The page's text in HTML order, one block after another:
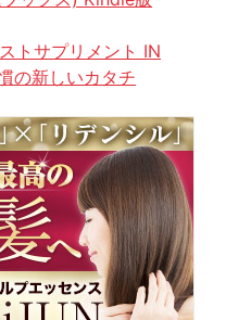
トサプリメント IN
の新しいカタチ